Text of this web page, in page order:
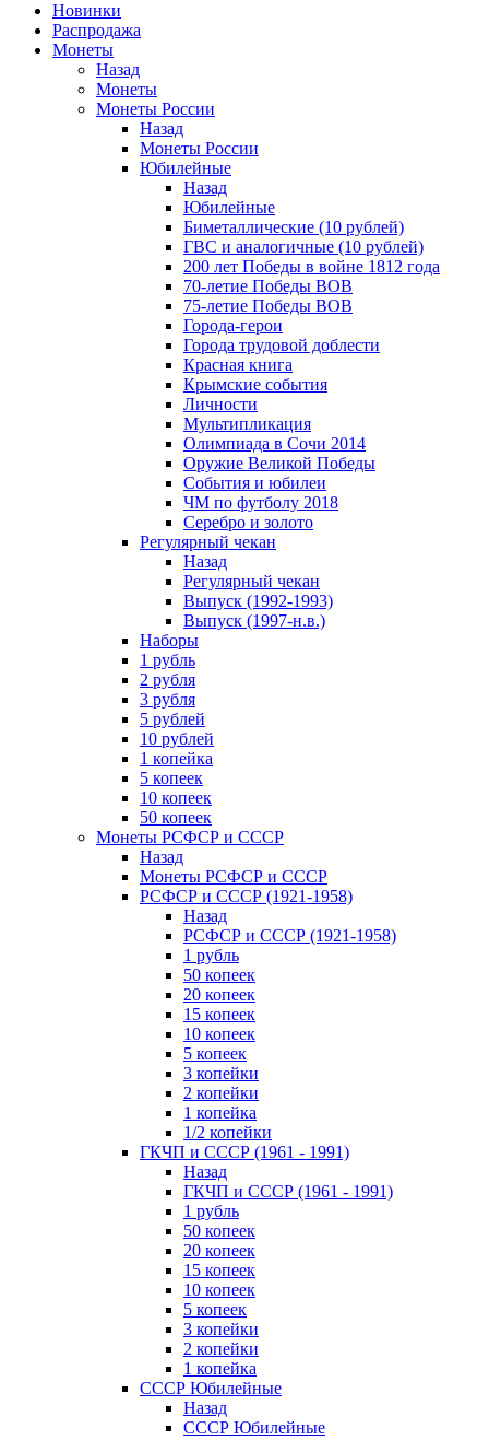
Новинки
Распродажа
Монеты
Назад
Монеты
Монеты России
Назад
Монеты России
Юбилейные
Назад
Юбилейные
Биметаллические (10 рублей)
ГВС и аналогичные (10 рублей)
200 лет Победы в войне 1812 года
70-летие Победы ВОВ
75-летие Победы ВОВ
Города-герои
Города трудовой доблести
Красная книга
Крымские события
Личности
Мультипликация
Олимпиада в Сочи 2014
Оружие Великой Победы
События и юбилеи
ЧМ по футболу 2018
Серебро и золото
Регулярный чекан
Назад
Регулярный чекан
Выпуск (1992-1993)
Выпуск (1997-н.в.)
Наборы
1 рубль
2 рубля
3 рубля
5 рублей
10 рублей
1 копейка
5 копеек
10 копеек
50 копеек
Монеты РСФСР и СССР
Назад
Монеты РСФСР и СССР
РСФСР и СССР (1921-1958)
Назад
РСФСР и СССР (1921-1958)
1 рубль
50 копеек
20 копеек
15 копеек
10 копеек
5 копеек
3 копейки
2 копейки
1 копейка
1/2 копейки
ГКЧП и СССР (1961 - 1991)
Назад
ГКЧП и СССР (1961 - 1991)
1 рубль
50 копеек
20 копеек
15 копеек
10 копеек
5 копеек
3 копейки
2 копейки
1 копейка
СССР Юбилейные
Назад
СССР Юбилейные